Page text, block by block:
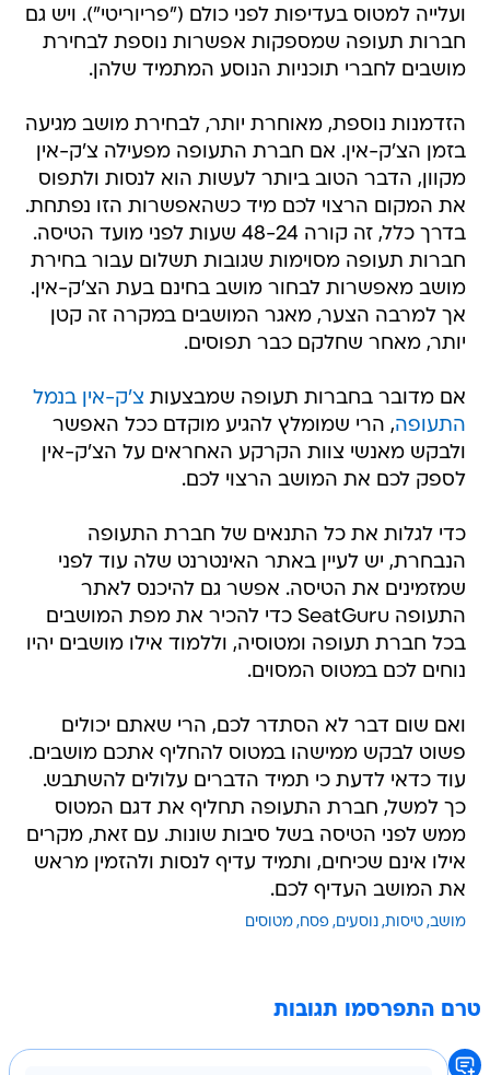
ועלייה למטוס בעדיפות לפני כולם ("פריוריטי"). ויש גם
חברות תעופה שמספקות אפשרות נוספת לבחירת
מושבים לחברי תוכניות הנוסע המתמיד שלהן.
הזדמנות נוספת, מאוחרת יותר, לבחירת מושב מגיעה
בזמן הצ'ק-אין. אם חברת התעופה מפעילה צ'ק-אין
מקוון, הדבר הטוב ביותר לעשות הוא לנסות ולתפוס
את המקום הרצוי לכם מיד כשהאפשרות הזו נפתחת.
בדרך כלל, זה קורה 48-24 שעות לפני מועד הטיסה.
חברות תעופה מסוימות שגובות תשלום עבור בחירת
מושב מאפשרות לבחור מושב בחינם בעת הצ'ק-אין.
אך למרבה הצער, מאגר המושבים במקרה זה קטן
יותר, מאחר שחלקם כבר תפוסים.
אם מדובר בחברות תעופה שמבצעות צ'ק-אין בנמל
התעופה, הרי שמומלץ להגיע מוקדם ככל האפשר
ולבקש מאנשי צוות הקרקע האחראים על הצ'ק-אין
לספק לכם את המושב הרצוי לכם.
כדי לגלות את כל התנאים של חברת התעופה
הנבחרת, יש לעיין באתר האינטרנט שלה עוד לפני
שמזמינים את הטיסה. אפשר גם להיכנס לאתר
התעופה SeatGuru כדי להכיר את מפת המושבים
בכל חברת תעופה ומטוסיה, וללמוד אילו מושבים יהיו
נוחים לכם במטוס המסוים.
ואם שום דבר לא הסתדר לכם, הרי שאתם יכולים
פשוט לבקש ממישהו במטוס להחליף אתכם מושבים.
עוד כדאי לדעת כי תמיד הדברים עלולים להשתבש.
כך למשל, חברת התעופה תחליף את דגם המטוס
ממש לפני הטיסה בשל סיבות שונות. עם זאת, מקרים
אילו אינם שכיחים, ותמיד עדיף לנסות ולהזמין מראש
את המושב העדיף לכם.
מושב טיסות נוסעים פסח מטוסים
טרם התפרסמו תגובות